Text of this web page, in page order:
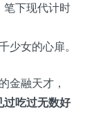
笔下现代计时
少女的心扉。
金融天才，
过吃过无数好